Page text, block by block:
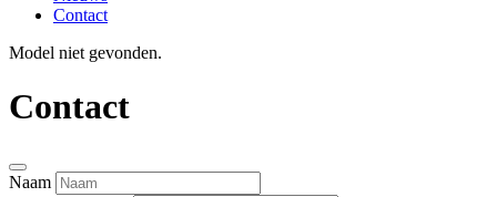
Contact
Model niet gevonden.
Contact
Naam